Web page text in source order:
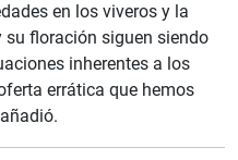
en los viveros y la
floración siguen siendo
inherentes a los
errática que hemos